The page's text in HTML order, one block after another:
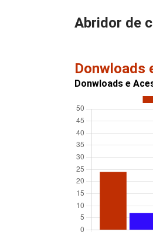
Abridor de
Donwloads
Donwloads e